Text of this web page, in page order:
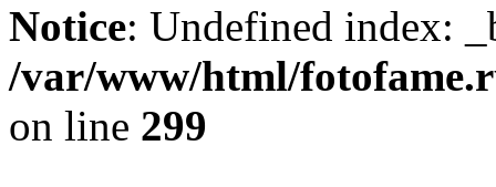
Notice: Undefined index:
/var/www/html/
on line 299